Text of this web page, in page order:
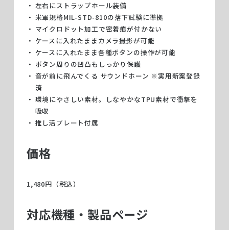
左右にストラップホール装備
米軍規格MIL-STD-810の落下試験に準拠
マイクロドット加工で密着痕が付かない
ケースに入れたままカメラ撮影が可能
ケースに入れたまま各種ボタンの操作が可能
ボタン周りの凹凸もしっかり保護
音が前に飛んでくる サウンドホーン ※実用新案登録
済
環境にやさしい素材。しなやかなTPU素材で衝撃を
吸収
推し活プレート付属
価格
1,480円（税込）
対応機種・製品ページ